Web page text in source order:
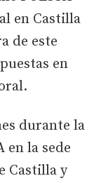
en Castilla
de este
en
durante la
en la sede
Castilla y